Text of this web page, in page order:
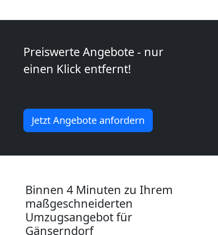
Preiswerte Angebote - nur
einen Klick entfernt!
Jetzt Angebote anfordern
Binnen 4 Minuten zu Ihrem
maßgeschneiderten
Umzugsangebot für
Gänserndorf
Fernumzug
Wiener
Neustadt
Firmenumzug
Wiener
Neustadt
Büroumzug
Wiener